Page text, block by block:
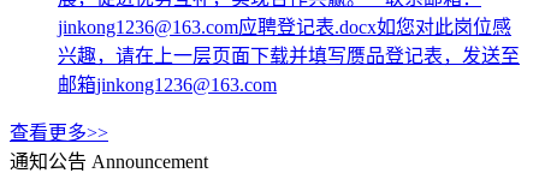
jinkong1236@163.com应聘登记表.docx如您对此岗位感
兴趣，请在上一层页面下载并填写赝品登记表，发送至
邮箱jinkong1236@163.com
查看更多>>
通知公告 Announcement